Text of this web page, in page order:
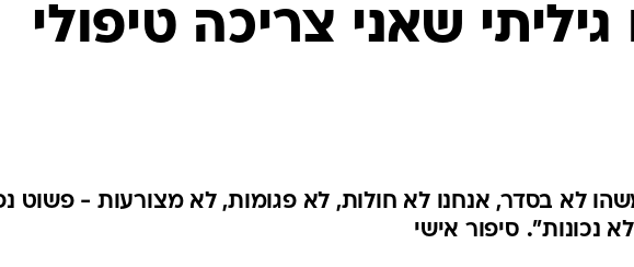
גיליתי שאני צריכה טיפולי
לא בסדר, אנחנו לא חולות, לא פגומות, לא מצורעות - פשוט
נכונות". סיפור אישי